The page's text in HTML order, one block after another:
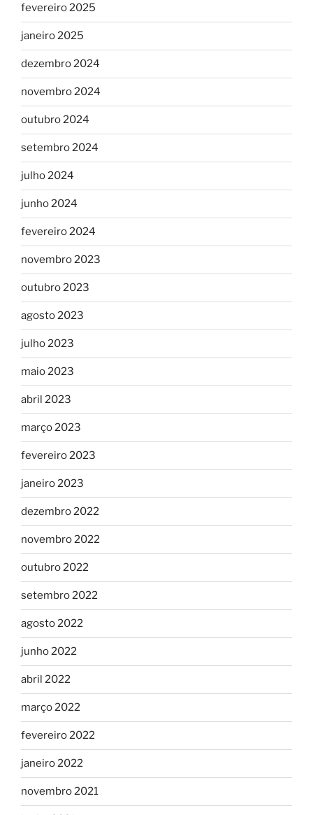
fevereiro 2025
janeiro 2025
dezembro 2024
novembro 2024
outubro 2024
setembro 2024
julho 2024
junho 2024
fevereiro 2024
novembro 2023
outubro 2023
agosto 2023
julho 2023
maio 2023
abril 2023
março 2023
fevereiro 2023
janeiro 2023
dezembro 2022
novembro 2022
outubro 2022
setembro 2022
agosto 2022
junho 2022
abril 2022
março 2022
fevereiro 2022
janeiro 2022
novembro 2021